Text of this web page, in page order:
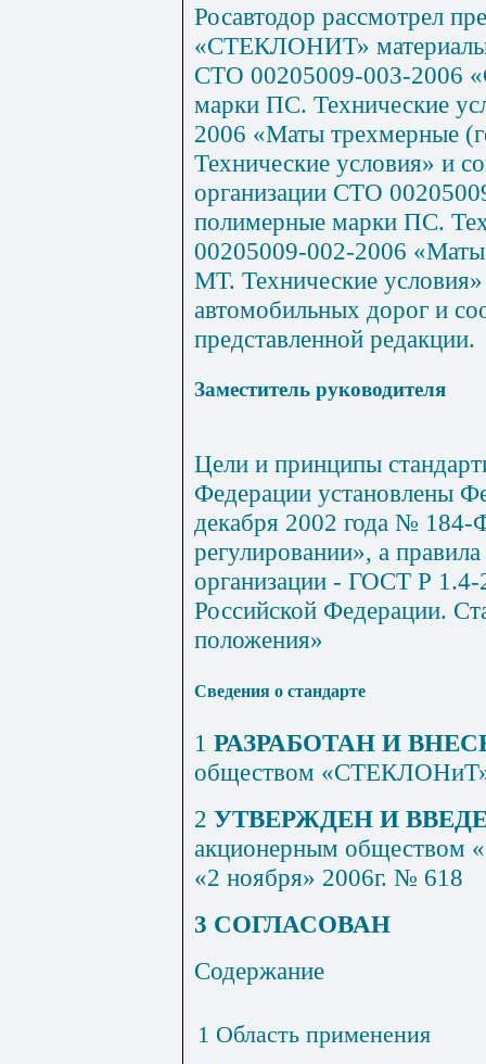
Росавтодор рассмотрел
«СТЕКЛОНИТ» материалы
СТО 00205009-003-2006
марки ПС. Технические
2006 «Маты трехмерные
Технические условия» и
организации СТО
полимерные марки ПС.
00205009-002-2006
МТ. Технические
автомобильных дорог и
представленной редакции.
Заместитель руководителя
Цели и принципы
Федерации установлены
декабря 2002 года №
регулировании», а
организации - ГОСТ Р 1.4-
Российской Федерации.
положения»
Сведения о стандарте
1 РАЗРАБОТАН И
обществом
2 УТВЕРЖДЕН И
акционерным обществом
«2 ноября» 2006г. № 618
3 СОГЛАСОВАН
Содержание
1 Область применения